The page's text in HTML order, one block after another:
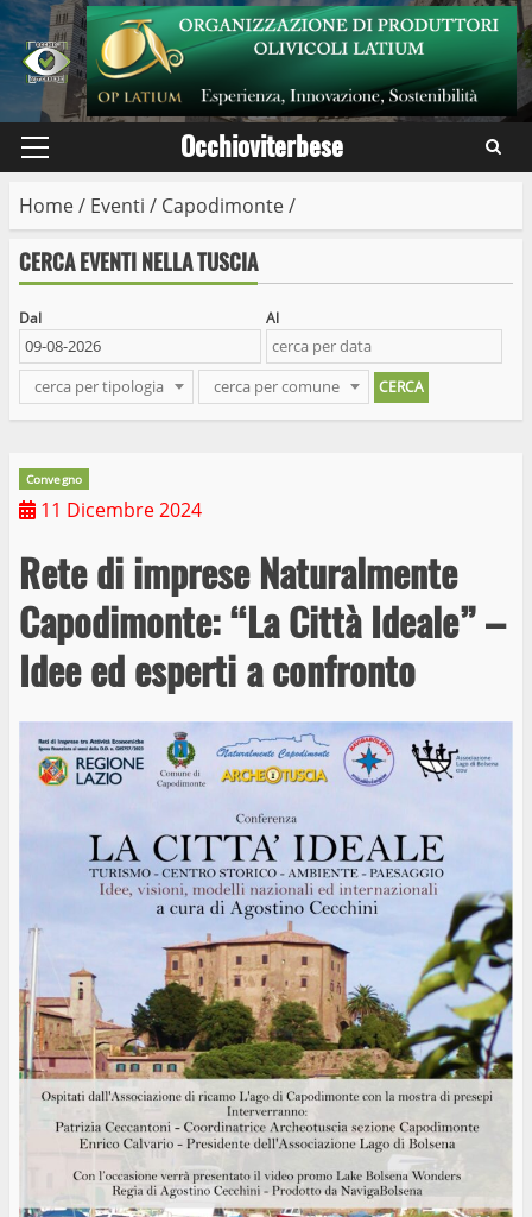
Skip
to
content
Primary
Occhioviterbese
Home/ Eventi / Capodimonte/
CERCA EVENTI NELLA TUSCIA
Dal Al
cerca per tipologia cerca per comune
Convegno
11 Dicembre 2024
Rete di imprese Naturalmente
Capodimonte: “La Città Ideale” –
Idee ed esperti a confronto